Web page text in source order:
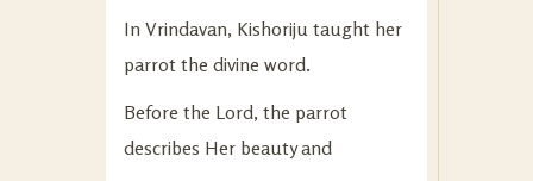
In Vrindavan, Kishoriju taught her
parrot the divine word.
Before the Lord, the parrot
describes Her beauty and